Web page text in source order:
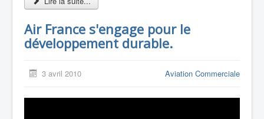
Air France s'engage pour le
développement durable.
3 avril 2010 Aviation Commerciale